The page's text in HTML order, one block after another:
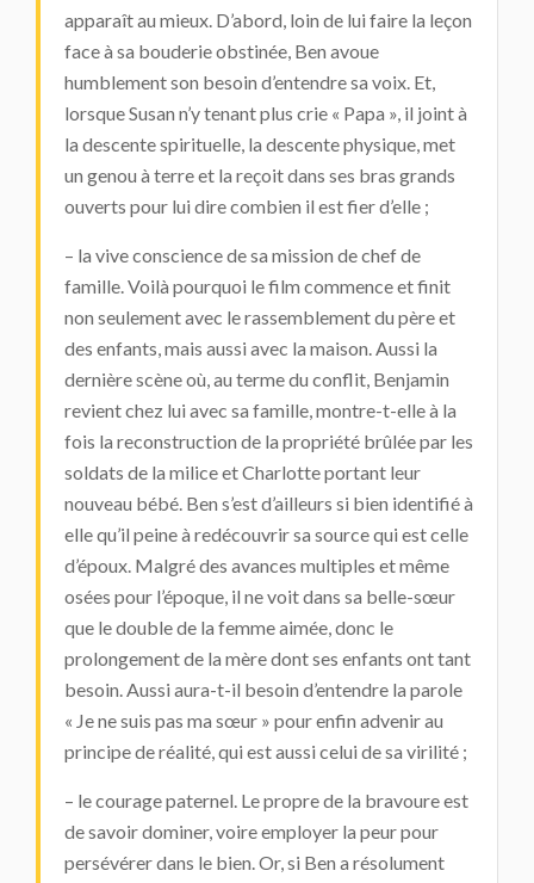
apparaît au mieux. D’abord, loin de lui faire la leçon
face à sa bouderie obstinée, Ben avoue
humblement son besoin d’entendre sa voix. Et,
lorsque Susan n’y tenant plus crie « Papa », il joint à
la descente spirituelle, la descente physique, met
un genou à terre et la reçoit dans ses bras grands
ouverts pour lui dire combien il est fier d’elle ;
– la vive conscience de sa mission de chef de
famille. Voilà pourquoi le film commence et finit
non seulement avec le rassemblement du père et
des enfants, mais aussi avec la maison. Aussi la
dernière scène où, au terme du conflit, Benjamin
revient chez lui avec sa famille, montre-t-elle à la
fois la reconstruction de la propriété brûlée par les
soldats de la milice et Charlotte portant leur
nouveau bébé. Ben s’est d’ailleurs si bien identifié à
elle qu’il peine à redécouvrir sa source qui est celle
d’époux. Malgré des avances multiples et même
osées pour l’époque, il ne voit dans sa belle-sœur
que le double de la femme aimée, donc le
prolongement de la mère dont ses enfants ont tant
besoin. Aussi aura-t-il besoin d’entendre la parole
« Je ne suis pas ma sœur » pour enfin advenir au
principe de réalité, qui est aussi celui de sa virilité ;
– le courage paternel. Le propre de la bravoure est
de savoir dominer, voire employer la peur pour
persévérer dans le bien. Or, si Ben a résolument